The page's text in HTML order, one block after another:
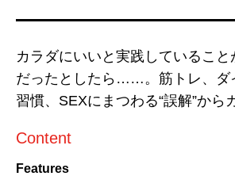
カラダにいいと実践しているこ
だったとしたら……。筋トレ、ダ
習慣、SEXにまつわる“誤解”から
Content
Features